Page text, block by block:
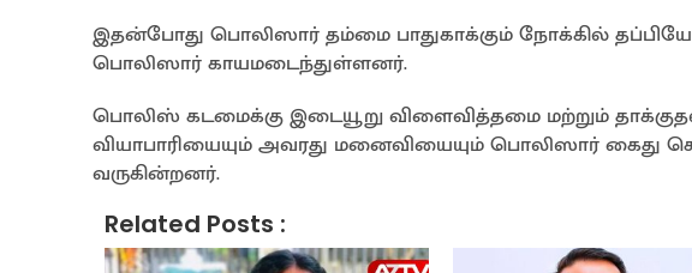
இதன்போது பொலிஸார் தம்மை பாதுகாக்கும் நோக்கில்
பொலிஸார் காயமடைந்துள்ளனர்.
பொலிஸ் கடமைக்கு இடையூறு விளைவித்தமை மற்றும்
வியாபாரியையும் அவரது மனைவியையும் பொலிஸார்
வருகின்றனர்.
Related Posts :